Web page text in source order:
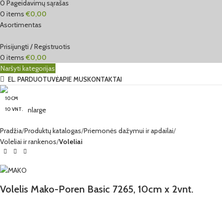
0 Pageidavimų sąrašas
0 items €0,00
Asortimentas
Prisijungti / Registruotis
0 items €0,00
Naršyti kategorijas
EL. PARDUOTUVĖAPIE MUSKONTAKTAI
10CM
10 VNT.
Click to enlarge
Pradžia Produktų katalogas Priemonės dažymui ir apdailai
Voleliai ir rankenos Voleliai
Volelis Mako-Poren Basic 7265, 10cm x 2vnt.